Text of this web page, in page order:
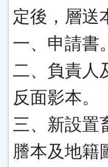
定後，層送
一、申請書。
二、負責人
反面影本。
三、新設置
謄本及地籍